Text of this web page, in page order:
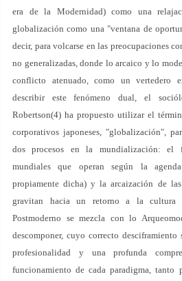
era de la Modernidad) como una
globalización como una "ventana de
decir, para volcarse en las preocupaciones
no generalizadas, donde lo arcaico y lo
conflicto atenuado, como un vertedero
describir este fenómeno dual, el
Robertson(4) ha propuesto utilizar el
corporativos japoneses, "globalización",
dos procesos en la mundialización: el
mundiales que operan según la
propiamente dicha) y la arcaización de
gravitan hacia un retorno a la cultura
Postmoderno se mezcla con lo
descomponer, cuyo correcto
profesionalidad y una profunda
funcionamiento de cada paradigma, tanto